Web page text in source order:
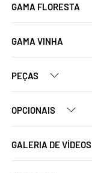
GAMA FLORESTA
GAMA VINHA
PEÇAS
OPCIONAIS
GALERIA DE VÍDEOS